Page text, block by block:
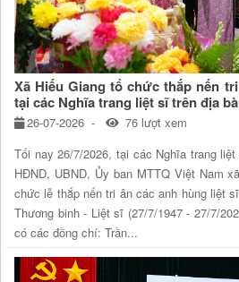
Xã Hiếu Giang tổ chức thắp nến
tại các Nghĩa trang liệt sĩ trên địa
26-07-2026
76 lượt xem
Tối nay 26/7/2026, tại các Nghĩa trang
HĐND, UBND, Ủy ban MTTQ Việt Nam
chức lễ thắp nến tri ân các anh hùng liệt
Thương binh - Liệt sĩ (27/7/1947 - 27/7/
có các đồng chí: Trần...